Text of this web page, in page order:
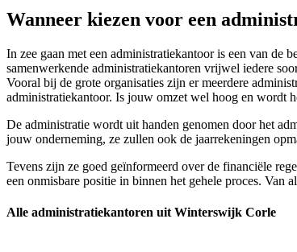
Wanneer kiezen voor een
In zee gaan met een administratiekantoor is een van de
samenwerkende administratiekantoren vrijwel iedere
Vooral bij de grote organisaties zijn er meerdere
administratiekantoor. Is jouw omzet wel hoog en wordt
De administratie wordt uit handen genomen door het
jouw onderneming, ze zullen ook de jaarrekeningen
Tevens zijn ze goed geïnformeerd over de financiële
een onmisbare positie in binnen het gehele proces. Van
Alle administratiekantoren uit Winterswijk Corle